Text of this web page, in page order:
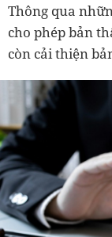
Thông qua
cho phép bản
còn cải thiện